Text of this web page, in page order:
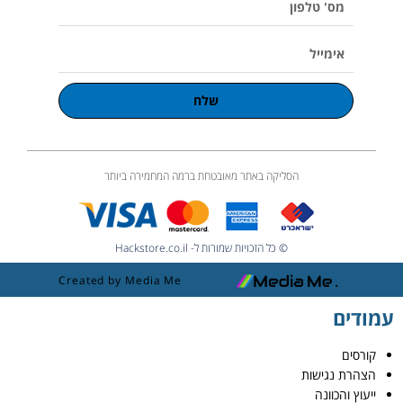
שלח
הסליקה באתר מאובטחת ברמה המחמירה ביותר
© כל הזכויות שמורות ל- Hackstore.co.il
Created by Media Me
עמודים
קורסים
הצהרת נגישות
ייעוץ והכוונה